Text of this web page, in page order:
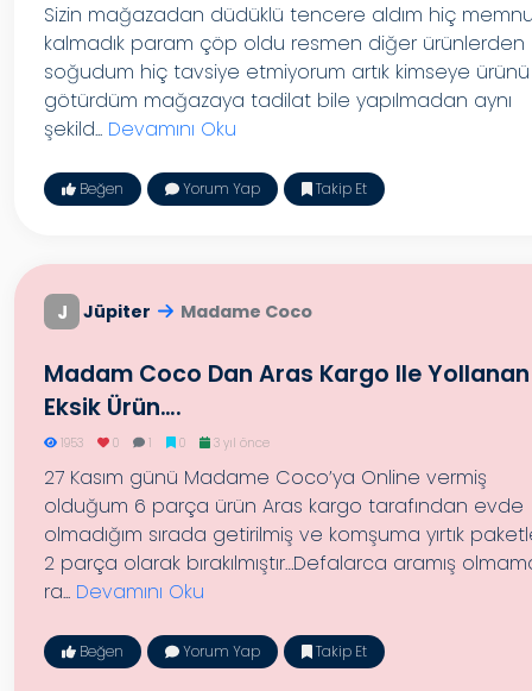
Sizin mağazadan düdüklü tencere aldım hiç
kalmadık param çöp oldu resmen diğer ürünlerden
soğudum hiç tavsiye etmiyorum artık kimseye ürünü
götürdüm mağazaya tadilat bile yapılmadan aynı
şekild... Devamını Oku
Beğen Yorum Yap Takip Et
J Jüpiter Madame Coco
Madam Coco Dan Aras Kargo Ile Yollanan
Eksik Ürün….
1953 0 1 0 3 yıl önce
27 Kasım günü Madame Coco’ya Online vermiş
olduğum 6 parça ürün Aras kargo tarafından evde
olmadığım sırada getirilmiş ve komşuma yırtık
2 parça olarak bırakılmıştır…Defalarca aramış
ra... Devamını Oku
Beğen Yorum Yap Takip Et